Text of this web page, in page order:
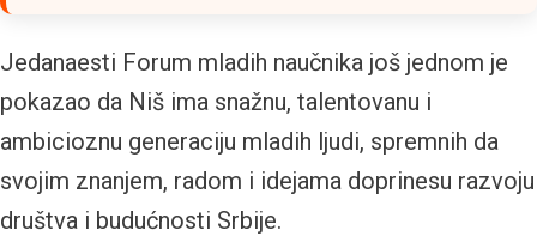
Jedanaesti Forum mladih naučnika još jednom je
pokazao da Niš ima snažnu, talentovanu i
ambicioznu generaciju mladih ljudi, spremnih da
svojim znanjem, radom i idejama doprinesu razvoju
društva i budućnosti Srbije.